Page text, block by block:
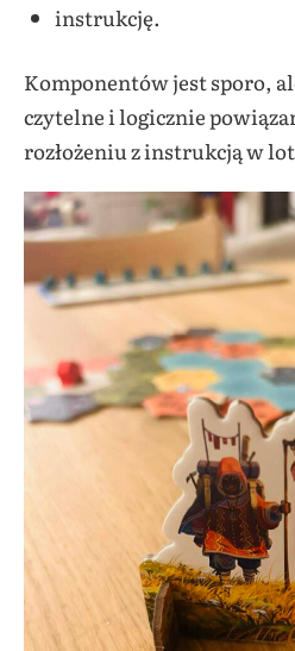
instrukcję.
Komponentów jest sporo,
czytelne i logicznie
rozłożeniu z instrukcją w lot